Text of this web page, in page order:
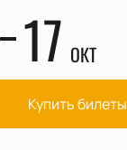
17 ОКТ
Купить билеты